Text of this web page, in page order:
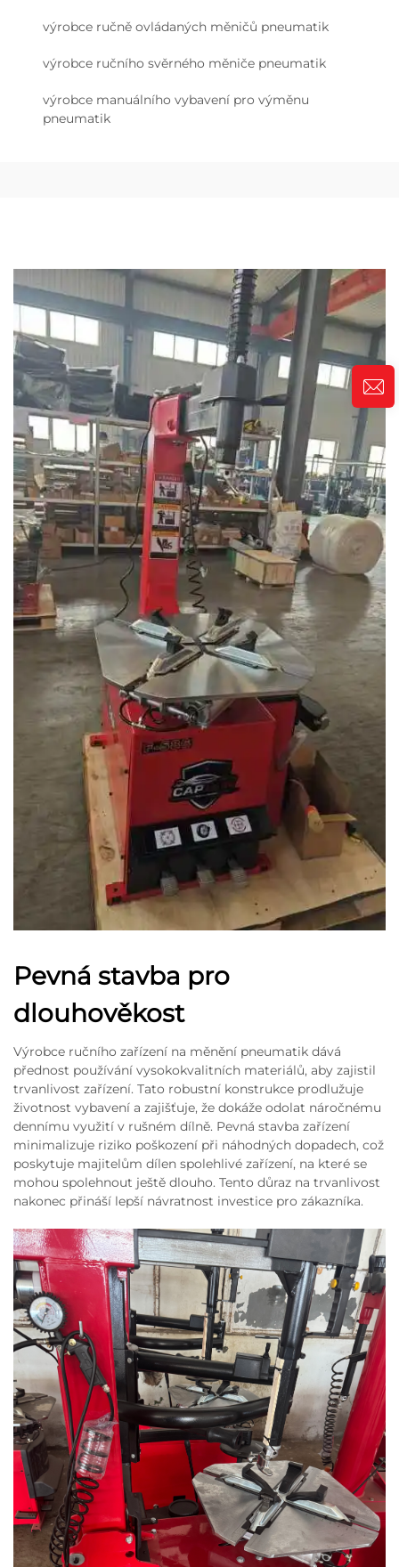
výrobce ručně ovládaných měničů pneumatik
výrobce ručního svěrného měniče pneumatik
výrobce manuálního vybavení pro výměnu
pneumatik
Pevná stavba pro
dlouhověkost
Výrobce ručního zařízení na měnění pneumatik dává
přednost používání vysokokvalitních materiálů, aby zajistil
trvanlivost zařízení. Tato robustní konstrukce prodlužuje
životnost vybavení a zajišťuje, že dokáže odolat náročnému
dennímu využití v rušném dílně. Pevná stavba zařízení
minimalizuje riziko poškození při náhodných dopadech, což
poskytuje majitelům dílen spolehlivé zařízení, na které se
mohou spolehnout ještě dlouho. Tento důraz na trvanlivost
nakonec přináší lepší návratnost investice pro zákazníka.